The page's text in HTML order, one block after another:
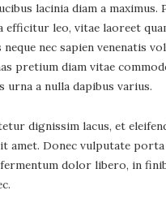
lacinia diam a maximus.
efficitur leo, vitae laoreet
nec sapien venenatis
pretium diam vitae
urna a nulla dapibus varius.
dignissim lacus, et
amet. Donec vulputate
dolor libero, in